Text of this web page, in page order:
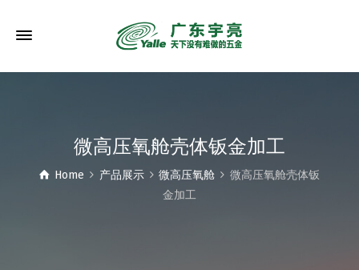
微高压氧舱壳体钣金加工
Home 产品展示 微高压氧舱
微高压氧舱壳体钣
金加工